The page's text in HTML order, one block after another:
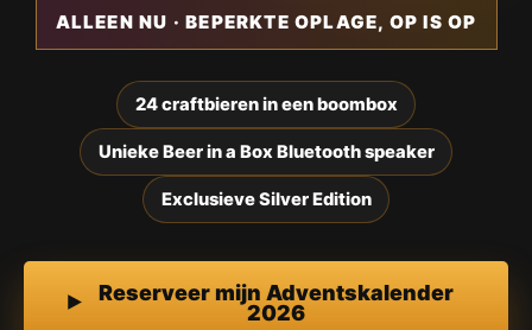
ALLEEN NU · BEPERKTE OPLAGE, OP IS OP
24 craftbieren in een boombox
Unieke Beer in a Box Bluetooth speaker
Exclusieve Silver Edition
Reserveer mijn Adventskalender
2026